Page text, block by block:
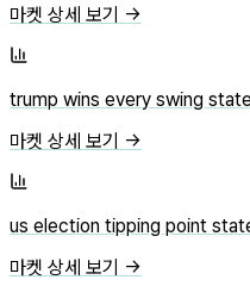
마켓 상세 보기 →
trump wins every swing state
마켓 상세 보기 →
us election tipping point
마켓 상세 보기 →